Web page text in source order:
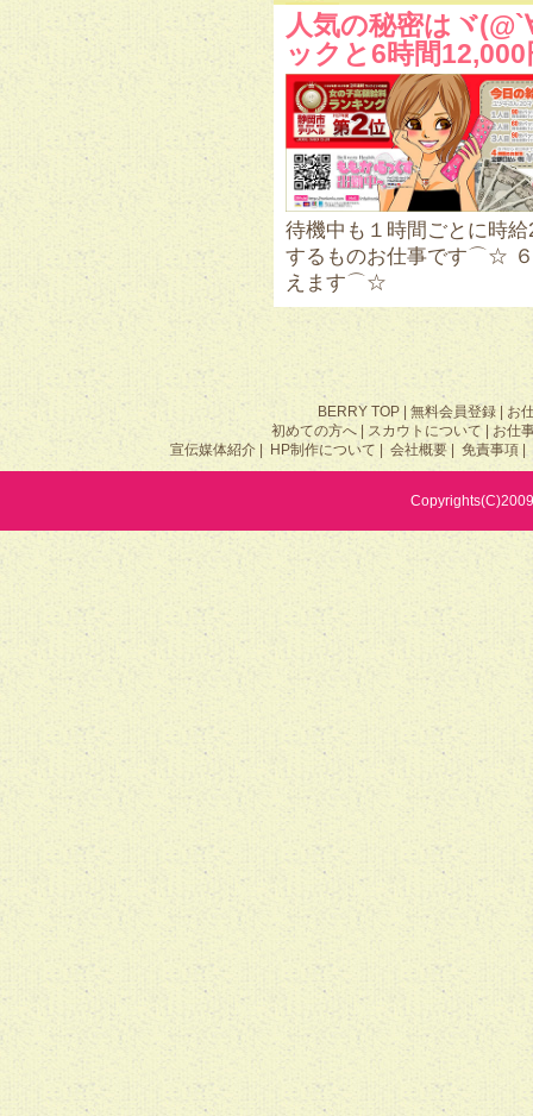
人気の秘密はヾ
ックと6時間
待機中も１時間ごとに時
するものお仕事です⌒☆ ６
えます⌒☆
BERRY TOP| 無料会員登録|
お
初めての方へ| スカウトについて
お仕
宣伝媒体紹介| HP制作について 会社概要| 免責事項|